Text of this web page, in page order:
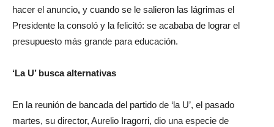
hacer el anuncio, y cuando se le salieron las lágrimas el
Presidente la consoló y la felicitó: se acababa de lograr el
presupuesto más grande para educación.
‘La U’ busca alternativas
En la reunión de bancada del partido de ‘la U’, el pasado
martes, su director, Aurelio Iragorri, dio una especie de